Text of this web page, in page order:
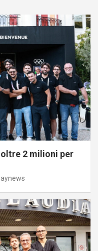
oltre 2 milioni per